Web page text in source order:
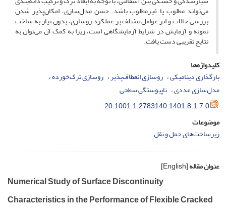
می‌تواند مطلوب یا غیرمطلوب باشد. حسن مدل‌سازی، امکان‌پذیر شدن
بررسی حالات و اثر عوامل مختلف بر عملکرد روسازی، بدون نیاز به ساخت
نمونه و آزمایش در شرایط آزمایشگاهی است، زیرا به کمک آن می‌توان به
نتایج تقریبی دست یافت.
کلیدواژه‌ها
بارگذاری دینامیکی روسازی انعطاف‌پذیر روسازی ترک‌خورده
مدل‌سازی عددی ناپیوستگی سطحی
20.1001.1.2783140.1401.8.1.7.0
موضوعات
زیرساخت‌های حمل و نقل
عنوان مقاله[English]
Numerical Study of Surface Discontinuity
Characteristics in the Performance of Flexible Cracked